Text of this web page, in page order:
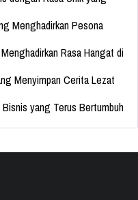
Menghadirkan Pesona
Rasa Hangat di
Menyimpan Cerita Lezat
yang Terus Bertumbuh